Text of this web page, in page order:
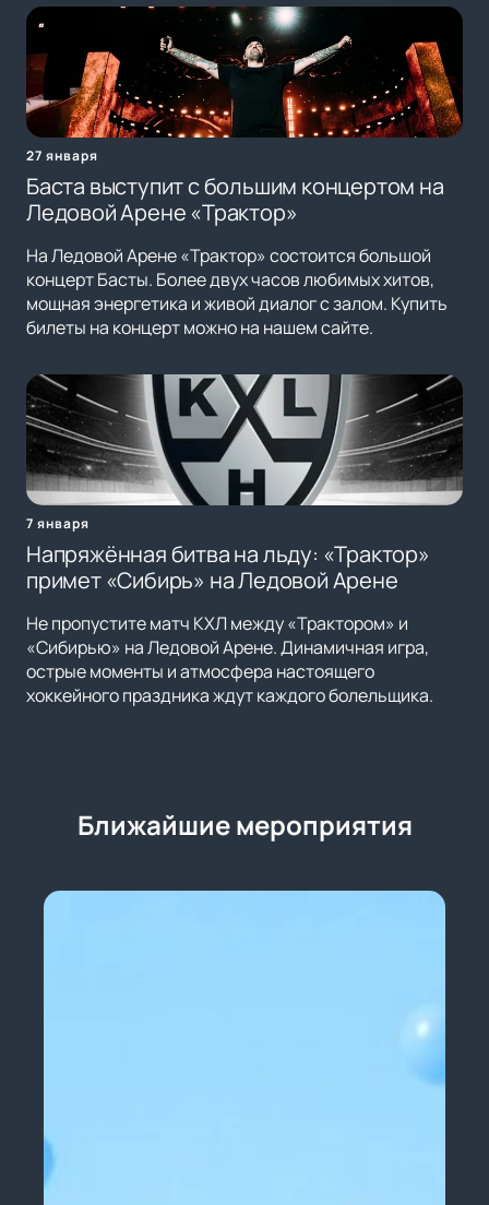
27 января
Баста выступит с большим концертом на
Ледовой Арене «Трактор»
На Ледовой Арене «Трактор» состоится большой
концерт Басты. Более двух часов любимых хитов,
мощная энергетика и живой диалог с залом. Купить
билеты на концерт можно на нашем сайте.
7 января
Напряжённая битва на льду: «Трактор»
примет «Сибирь» на Ледовой Арене
Не пропустите матч КХЛ между «Трактором» и
«Сибирью» на Ледовой Арене. Динамичная игра,
острые моменты и атмосфера настоящего
хоккейного праздника ждут каждого болельщика.
Ближайшие мероприятия